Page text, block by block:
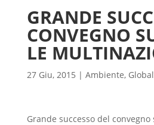
GRANDE
CONVEGNO
LE
27 Giu, 2015 | Ambiente,
Grande successo del convegno